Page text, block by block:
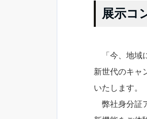
展示コ
「今、地域
新世代のキャ
いたします。
弊社身分証